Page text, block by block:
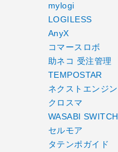
mylogi
LOGILESS
AnyX
コマースロボ
助ネコ 受注管理
TEMPOSTAR
ネクストエンジン
クロスマ
WASABI SWITCH
セルモア
タテンポガイド